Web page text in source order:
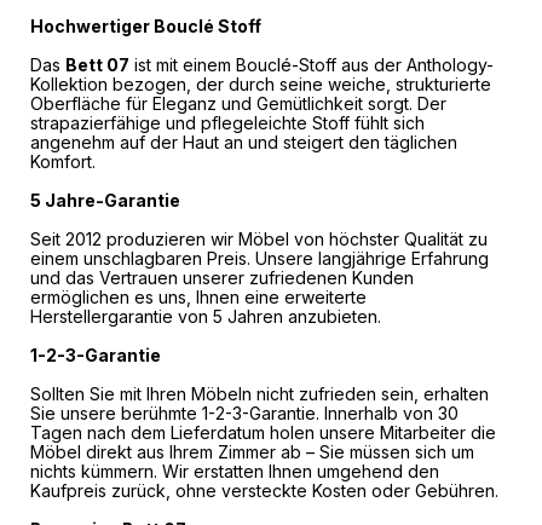
Hochwertiger Bouclé Stoff
Das Bett 07 ist mit einem Bouclé-Stoff aus der Anthology-
Kollektion bezogen, der durch seine weiche, strukturierte
Oberfläche für Eleganz und Gemütlichkeit sorgt. Der
strapazierfähige und pflegeleichte Stoff fühlt sich
angenehm auf der Haut an und steigert den täglichen
Komfort.
5 Jahre-Garantie
Seit 2012 produzieren wir Möbel von höchster Qualität zu
einem unschlagbaren Preis. Unsere langjährige Erfahrung
und das Vertrauen unserer zufriedenen Kunden
ermöglichen es uns, Ihnen eine erweiterte
Herstellergarantie von 5 Jahren anzubieten.
1-2-3-Garantie
Sollten Sie mit Ihren Möbeln nicht zufrieden sein, erhalten
Sie unsere berühmte 1-2-3-Garantie. Innerhalb von 30
Tagen nach dem Lieferdatum holen unsere Mitarbeiter die
Möbel direkt aus Ihrem Zimmer ab – Sie müssen sich um
nichts kümmern. Wir erstatten Ihnen umgehend den
Kaufpreis zurück, ohne versteckte Kosten oder Gebühren.